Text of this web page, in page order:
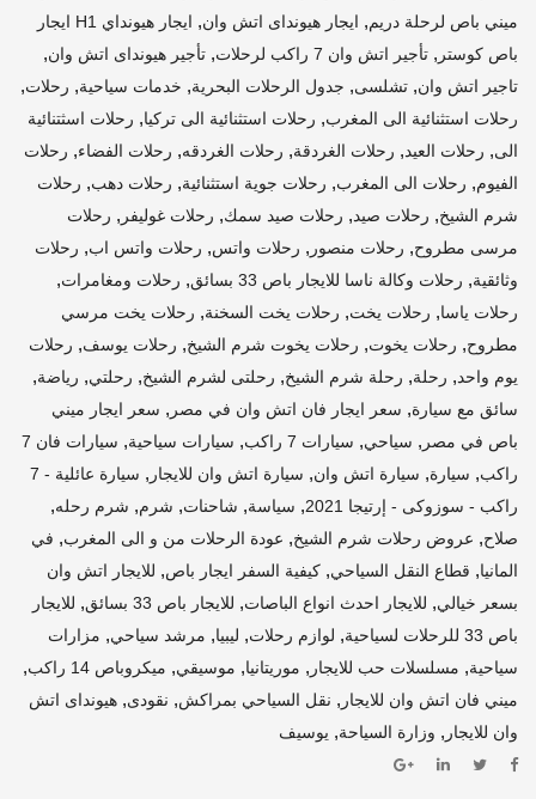
ميني باص لرحلة دريم, ايجار هيونداى اتش وان,
ايجار هيونداي H1 ايجار
باص كوستر , تأجير اتش وان 7 راكب لرحلات , تأجير هيونداى اتش وان,
تاجير اتش وان, تشلسى, جدول الرحلات البحرية, خدمات سياحية, رحلات,
رحلات استثنائية الى المغرب, رحلات استثنائية الى تركيا, رحلات اسثتنائية
الى, رحلات العيد, رحلات الغردقة, رحلات الغردقه, رحلات الفضاء, رحلات
الفيوم, رحلات الى المغرب, رحلات جوية استثنائية, رحلات دهب, رحلات
شرم الشيخ, رحلات صيد, رحلات صيد سمك, رحلات غوليفر , رحلات
مرسى مطروح, رحلات منصور , رحلات واتس, رحلات واتس اب, رحلات
وثائقية, رحلات وكالة ناسا للايجار باص 33 بسائق , رحلات ومغامرات,
رحلات ياسا, رحلات يخت, رحلات يخت السخنة, رحلات يخت مرسي
مطروح, رحلات يخوت, رحلات يخوت شرم الشيخ, رحلات يوسف, رحلات
يوم واحد, رحلة, رحلة شرم الشيخ, رحلتى لشرم الشيخ, رحلتي, رياضة,
سائق مع سيارة, سعر ايجار فان اتش وان في مصر , سعر ايجار ميني
باص في مصر , سياحي, سيارات 7 راكب , سيارات سياحية,
سيارات فان 7
راكب, سيارة, سيارة اتش وان, سيارة اتش وان للايجار ,
سيارة عائلية - 7
راكب - سوزوكى - إرتيجا 2021
, سياسة, شاحنات, شرم, شرم رحله,
صلاح, عروض رحلات شرم الشيخ, عودة الرحلات من و الى المغرب, في
المانيا, قطاع النقل السياحي, كيفية السفر ايجار باص, للايجار اتش وان
بسعر خيالي, للايجار احدث انواع الباصات, للايجار باص 33 بسائق , للايجار
باص 33 للرحلات لسياحية
, لوازم رحلات, ليبيا, مرشد سياحي, مزارات
سياحية, مسلسلات حب للايجار , موريتانيا, موسيقي, ميكروباص 14 راكب ,
ميني فان اتش وان للايجار , نقل السياحي بمراكش, نقودى, هيونداى اتش
وان للايجار , وزارة السياحة, يوسيف